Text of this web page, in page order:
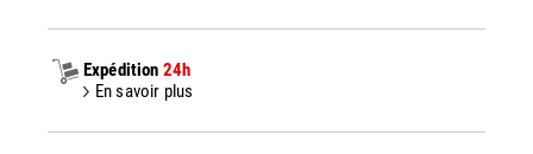
Expédition 24h
En savoir plus